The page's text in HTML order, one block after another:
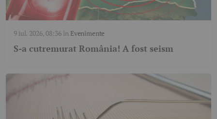
9 iul. 2026, 08:36în Evenimente
S-a cutremurat România! A fost seism